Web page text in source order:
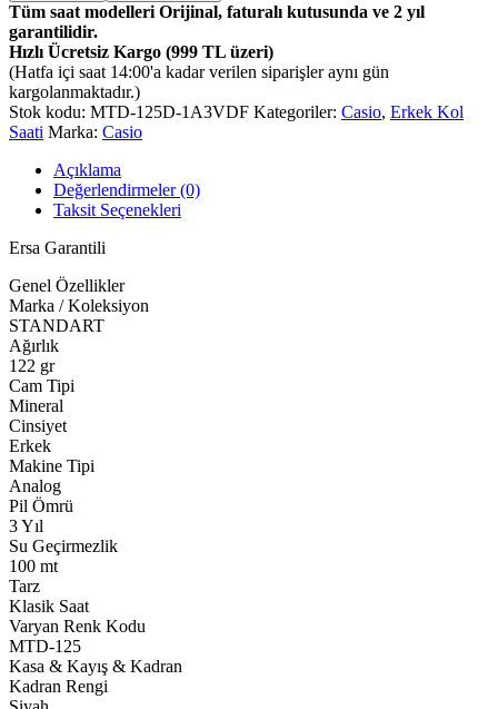
Tüm saat modelleri Orijinal, faturalı kutusunda ve 2 yıl
garantilidir.
Hızlı Ücretsiz Kargo (999 TL üzeri)
(Hatfa içi saat 14:00'a kadar verilen siparişler aynı gün
kargolanmaktadır.)
Stok kodu: MTD-125D-1A3VDF Kategoriler: Casio, Erkek Kol
Saati Marka: Casio
Açıklama
Değerlendirmeler (0)
Taksit Seçenekleri
Ersa Garantili
Genel Özellikler
Marka / Koleksiyon
STANDART
Ağırlık
122 gr
Cam Tipi
Mineral
Cinsiyet
Erkek
Makine Tipi
Analog
Pil Ömrü
3 Yıl
Su Geçirmezlik
100 mt
Tarz
Klasik Saat
Varyan Renk Kodu
MTD-125
Kasa & Kayış & Kadran
Kadran Rengi